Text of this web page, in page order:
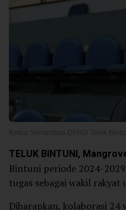
TELUK BINTUNI,
Bintuni periode 2024-
tugas sebagai wakil rakyat
Diharapkan, kolaborasi